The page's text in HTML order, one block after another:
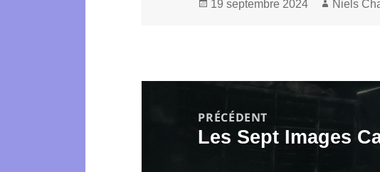
19 septembre 2024 Niels
PRÉCÉDENT
Article
Les Sept Images